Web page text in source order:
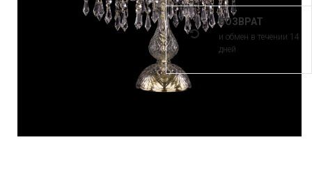
ВОЗВРАТ
и обмен в течении 14
дней